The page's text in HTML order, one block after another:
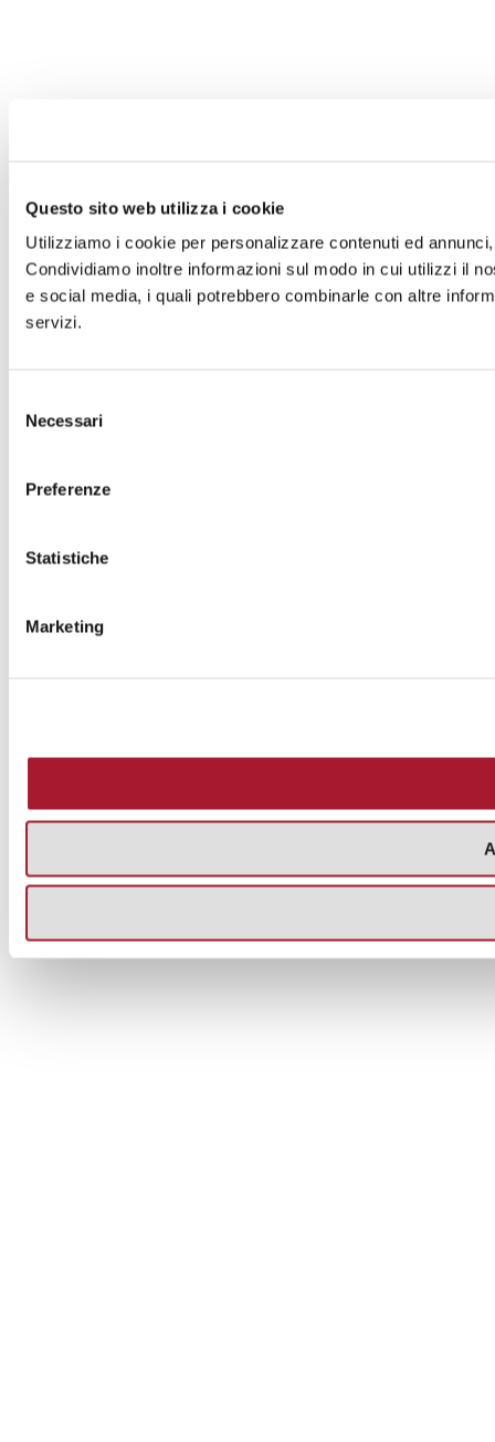
Questo sito web utilizza i cookie
Utilizziamo i cookie per personalizzare contenuti ed
Condividiamo inoltre informazioni sul modo in cui utilizzi il
e social media, i quali potrebbero combinarle con altre
servizi.
delNecessari
Preferenze
Statistiche
Marketing